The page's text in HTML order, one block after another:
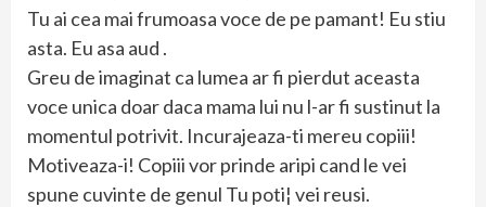
Tu ai cea mai frumoasa voce de pe pamant! Eu stiu
asta. Eu asa aud .
Greu de imaginat ca lumea ar fi pierdut aceasta
voce unica doar daca mama lui nu l-ar fi sustinut la
momentul potrivit. Incurajeaza-ti mereu copiii!
Motiveaza-i! Copiii vor prinde aripi cand le vei
spune cuvinte de genul Tu poti¦ vei reusi.